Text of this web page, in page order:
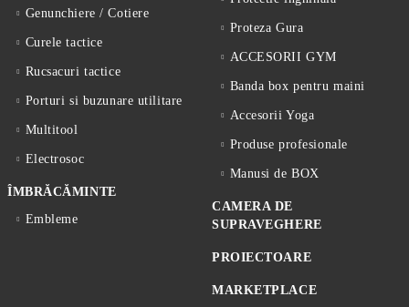
Genunchiere / Cotiere
Curele tactice
Rucsacuri tactice
Porturi si buzunare utilitare
Multitool
Electrosoc
ÎMBRĂCĂMINTE
Embleme
Proteza Gura
ACCESORII GYM
Banda box pentru maini
Accesorii Yoga
Produse profesionale
Manusi de BOX
CAMERA DE
SUPRAVEGHERE
PROIECTOARE
MARKETPLACE